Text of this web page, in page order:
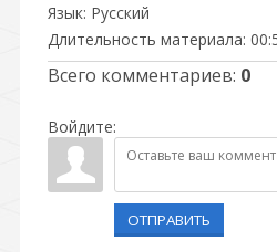
Язык: Русский
Длительность материала:
Всего комментариев: 0
Войдите:
ОТПРАВИТЬ